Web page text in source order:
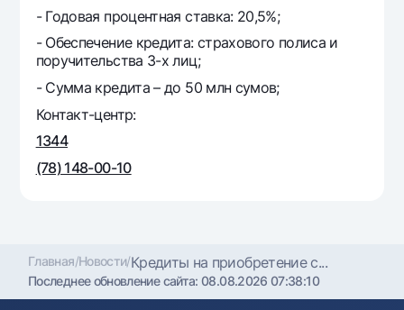
- Годовая процентная ставка: 20,5%;
- Обеспечение кредита: страхового полиса и
поручительства 3-х лиц;
- Сумма кредита – до 50 млн сумов;
Контакт-центр:
1344
(78) 148-00-10
Главная/Новости/Кредиты на приобретение с...
Последнее обновление сайта:08.08.2026 07:38:10